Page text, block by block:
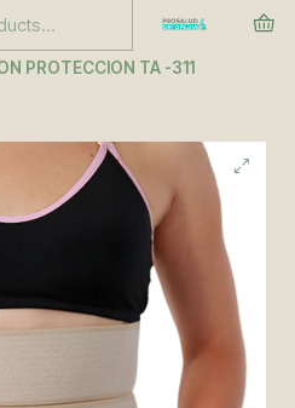
PROTECCION TA -311